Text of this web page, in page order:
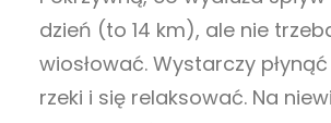
dzień (to 14 km), ale nie
wiosłować. Wystarczy
rzeki i się relaksować. Na